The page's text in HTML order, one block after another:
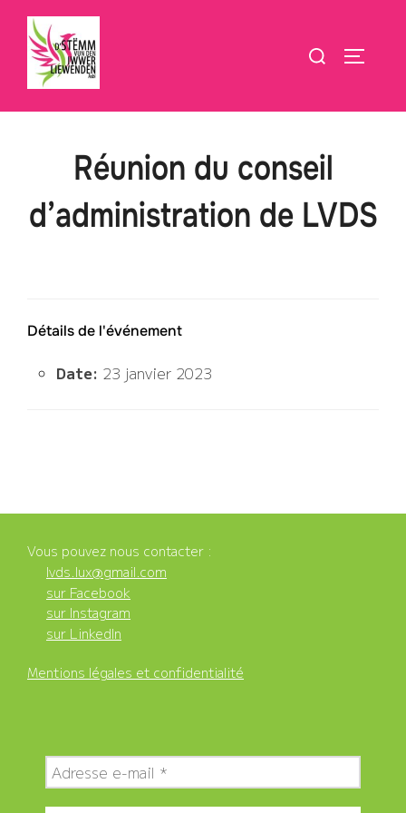
Aller
contenu
Rechercher :
Réunion du conseil
d’administration de LVDS
Détails de l'événement
Date: 23 janvier 2023
Vous pouvez nous contacter :
lvds.lux@gmail.com
sur Facebook
sur Instagram
sur LinkedIn
Mentions légales et confidentialité